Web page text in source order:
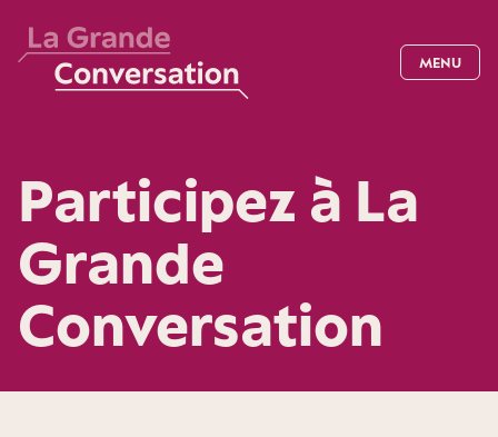
MENU
Participez à La
Grande
Conversation